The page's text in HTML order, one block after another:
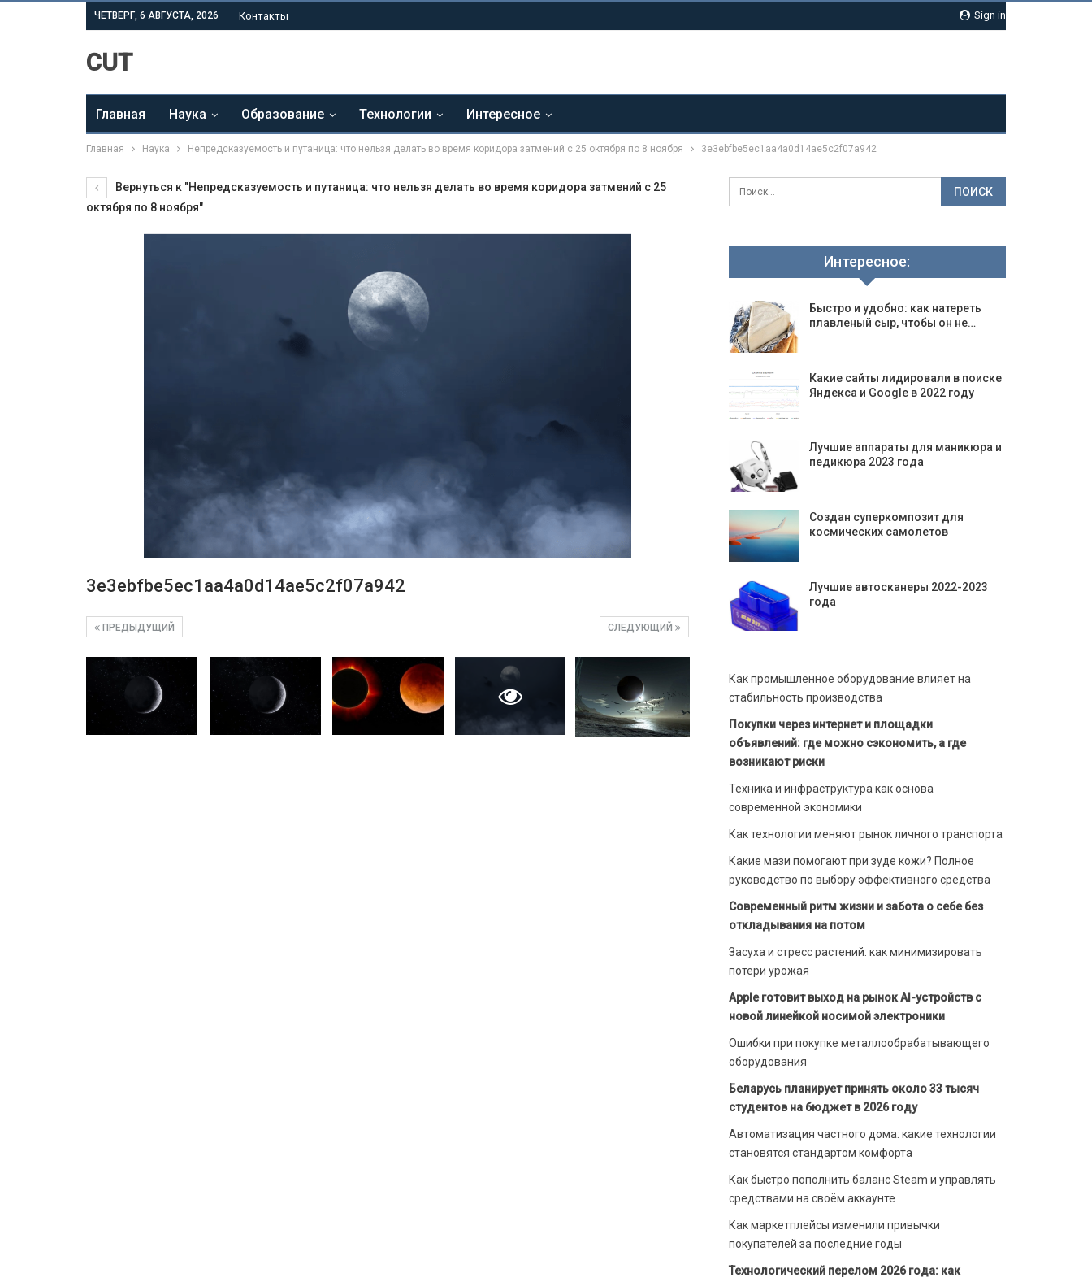
Sign in
ЧЕТВЕРГ, 6 АВГУСТА, 2026 Контакты
CUT
Главная Наука Образование Технологии Интересное
Главная Наука Непредсказуемость и путаница: что нельзя делать во время коридора затмений с 25 октября по 8 ноября 3e3ebfbe5ec1aa4a0d14ae5c2f07a942
Вернуться к "Непредсказуемость и путаница: что нельзя делать во время коридора затмений с 25
октября по 8 ноября"
3e3ebfbe5ec1aa4a0d14ae5c2f07a942
СЛЕДУЮЩИЙ
ПРЕДЫДУЩИЙ
Интересное:
Быстро и удобно: как натереть
плавленый сыр, чтобы он не…
Какие сайты лидировали в поиске
Яндекса и Google в 2022 году
Лучшие аппараты для маникюра и
педикюра 2023 года
Создан суперкомпозит для
космических самолетов
Лучшие автосканеры 2022-2023
года
Как промышленное оборудование влияет на
стабильность производства
Покупки через интернет и площадки
объявлений: где можно сэкономить, а где
возникают риски
Техника и инфраструктура как основа
современной экономики
Как технологии меняют рынок личного транспорта
Какие мази помогают при зуде кожи? Полное
руководство по выбору эффективного средства
Современный ритм жизни и забота о себе без
откладывания на потом
Засуха и стресс растений: как минимизировать
потери урожая
Apple готовит выход на рынок AI-устройств с
новой линейкой носимой электроники
Ошибки при покупке металлообрабатывающего
оборудования
Беларусь планирует принять около 33 тысяч
студентов на бюджет в 2026 году
Автоматизация частного дома: какие технологии
становятся стандартом комфорта
Как быстро пополнить баланс Steam и управлять
средствами на своём аккаунте
Как маркетплейсы изменили привычки
покупателей за последние годы
Технологический перелом 2026 года: как